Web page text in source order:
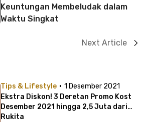
Keuntungan Membeludak dalam
Waktu Singkat
Next Article
Tips & Lifestyle · 1 Desember 2021
Ekstra Diskon! 3 Deretan Promo Kost
Desember 2021 hingga 2,5 Juta dari
Rukita